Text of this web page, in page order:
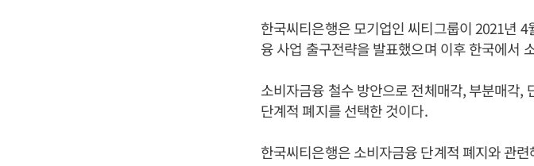
한국씨티은행은 모기업인 씨티그룹이 2021년
융 사업 출구전략을 발표했으며 이후 한국에서
소비자금융 철수 방안으로 전체매각, 부분매각,
단계적 폐지를 선택한 것이다.
한국씨티은행은 소비자금융 단계적 폐지와 관